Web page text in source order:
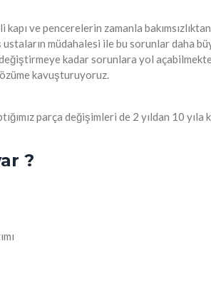
ve pencerelerin zamanla bakımsızlıktan
müdahalesi ile bu sorunlar daha
kadar sorunlara yol
kavuşturuyoruz.
parça değişimleri de 2 yıldan 10
?